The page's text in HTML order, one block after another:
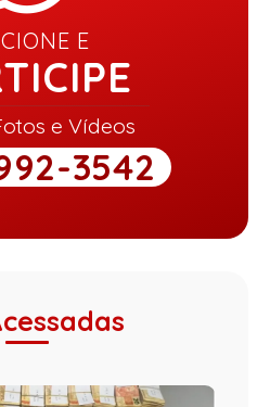
E
e Vídeos
3542